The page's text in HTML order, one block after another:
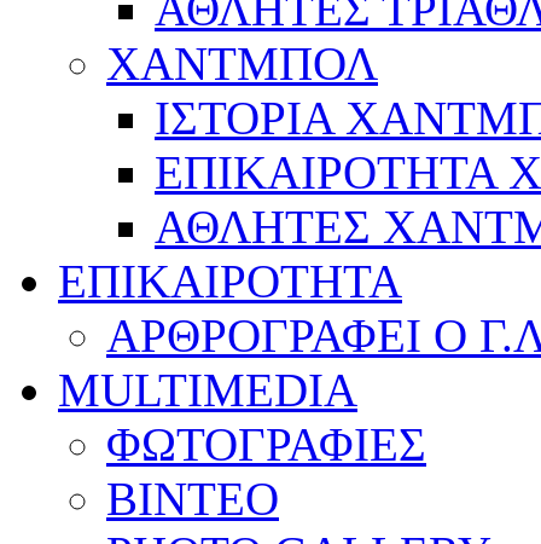
ΧΑΝΤΜΠΟΛ
ΙΣΤΟΡΙΑ
ΕΠΙΚΑΙΡΟΤΗΤΑ
ΑΘΛΗΤΕΣ
ΕΠΙΚΑΙΡΟΤΗΤΑ
ΑΡΘΡΟΓΡΑΦΕΙ Ο
MULTIMEDIA
ΦΩΤΟΓΡΑΦΙΕΣ
ΒΙΝΤΕΟ